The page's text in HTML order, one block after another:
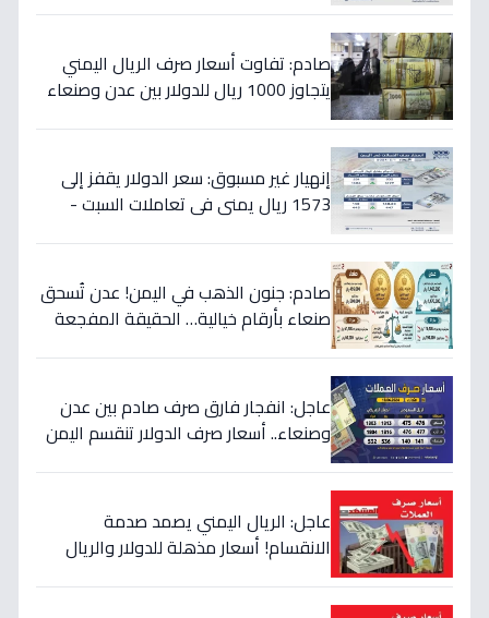
صادم: تفاوت أسعار صرف الريال اليمني
يتجاوز 1000 ريال للدولار بين عدن وصنعاء
إنهيار غير مسبوق: سعر الدولار يقفز إلى
1573 ريال يمني في تعاملات السبت -
صادم: جنون الذهب في اليمن! عدن تُسحق
صنعاء بأرقام خيالية… الحقيقة المفجعة
عاجل: انفجار فارق صرف صادم بين عدن
وصنعاء.. أسعار صرف الدولار تنقسم اليمن
عاجل: الريال اليمني يصمد صدمة
الانقسام! أسعار مذهلة للدولار والريال